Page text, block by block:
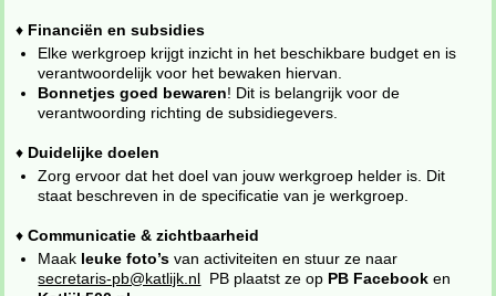
♦ Financiën en subsidies
Elke werkgroep krijgt inzicht in het beschikbare budget en is
verantwoordelijk voor het bewaken hiervan.
Bonnetjes goed bewaren! Dit is belangrijk voor de
verantwoording richting de subsidiegevers.
♦ Duidelijke doelen
Zorg ervoor dat het doel van jouw werkgroep helder is. Dit
staat beschreven in de specificatie van je werkgroep.
♦Communicatie & zichtbaarheid
Maak leuke foto’svan activiteiten en stuur ze naar
secretaris-pb@katlijk.nl PB plaatst ze op PB Facebooken